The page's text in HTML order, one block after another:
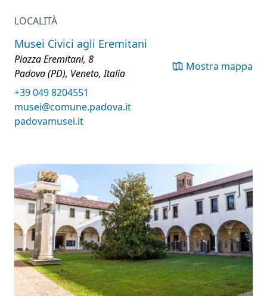
LOCALITÀ
Musei Civici agli Eremitani
Piazza Eremitani, 8
Padova (PD), Veneto, Italia
Mostra mappa
+39 049 8204551
musei@comune.padova.it
padovamusei.it